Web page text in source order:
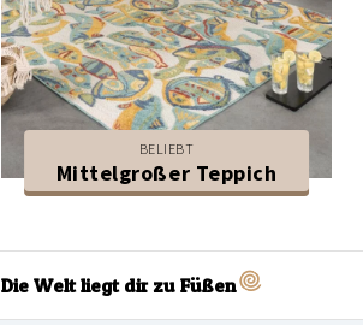
BELIEBT
Mittelgroßer Teppich
Die Welt liegt dir zu Füßen